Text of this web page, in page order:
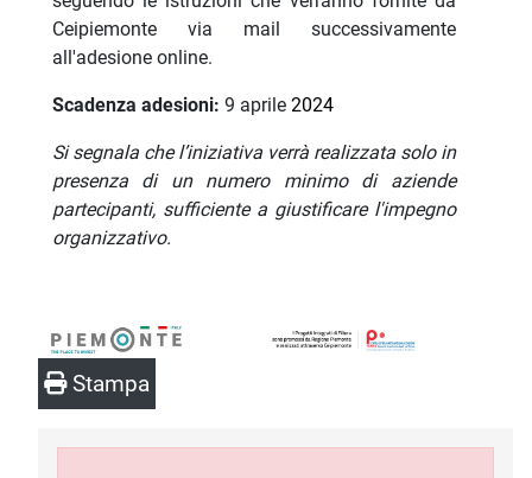
Ceipiemonte via mail successivamente
all'adesione online.
Scadenza adesioni: 9 aprile2024
Si segnala che l’iniziativa verrà realizzata solo in
presenza di un numero minimo di aziende
partecipanti, sufficiente a giustificare l'impegno
organizzativo.
Stampa